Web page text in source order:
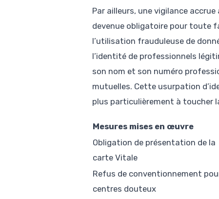
Par ailleurs, une vigilance
devenue obligatoire pour toute
l’utilisation frauduleuse de
l’identité de professionnels
son nom et son numéro
mutuelles. Cette usurpation
plus particulièrement à toucher
Mesures mises en œuvre
Obligation de présentation de la
carte Vitale
Refus de conventionnement
centres douteux